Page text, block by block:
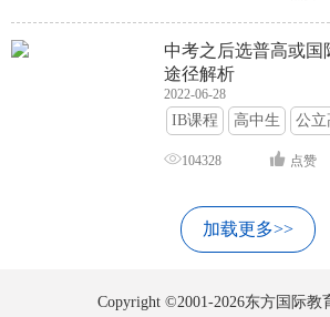
中考之后选普高或国
途径解析
2022-06-28
IB课程 高中生 公立
104328 点赞
加载更多>>
Copyright ©2001-2026东方国际教